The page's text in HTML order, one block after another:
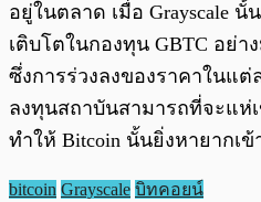
อยู่ในตลาด เมื่อ Grayscale นั้
เติบโตในกองทุน GBTC อย่า
ซึ่งการร่วงลงของราคาในแ
ลงทุนสถาบันสามารถที่จะแห่
ทำให้ Bitcoin นั้นยิ่งหายากเข้
bitcoin Grayscale บิทคอยน์